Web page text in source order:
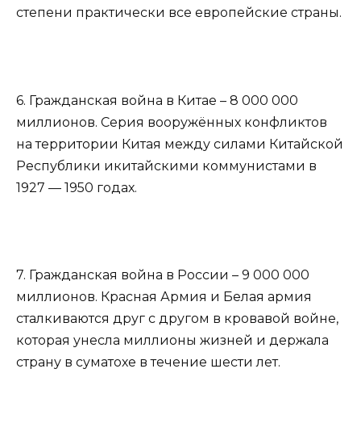
степени практически все европейские страны.
6. Гражданская война в Китае – 8 000 000
миллионов. Серия вооружённых конфликтов
на территории Китая между силами Китайской
Республики икитайскими коммунистами в
1927 — 1950 годах.
7. Гражданская война в России – 9 000 000
миллионов. Красная Армия и Белая армия
сталкиваются друг с другом в кровавой войне,
которая унесла миллионы жизней и держала
страну в суматохе в течение шести лет.